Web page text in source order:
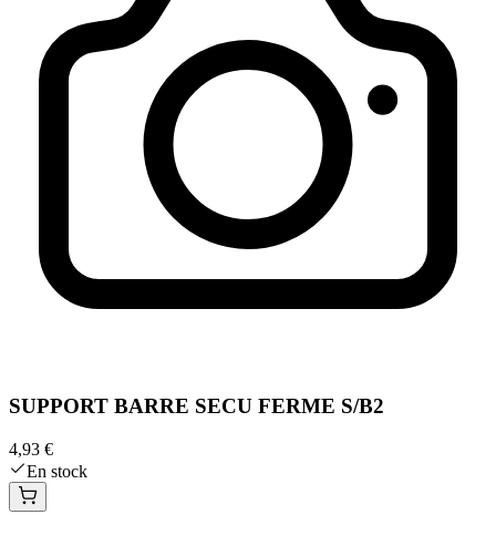
SUPPORT BARRE SECU FERME S/B2
4,93 €
En stock